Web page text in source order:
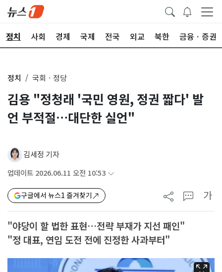
정치 사회 경제 국제 전국 외교 북한 금융ㆍ증권
정치 국회ㆍ정당
김용 "정청래 '국민 영원, 정권 짧다' 발
언 부적절…대단한 실언"
김세정 기자
업데이트 2026.06.11 오전 10:53
구글에서 뉴스1 즐겨찾기 가
"야당이 할 법한 표현…전략 부재가 지선 패인"
"정 대표, 연임 도전 전에 진정한 사과부터"